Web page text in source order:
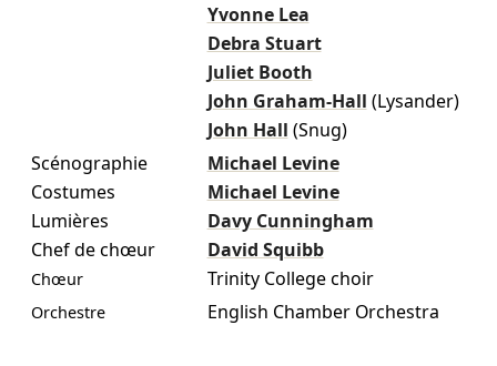
Yvonne Lea
Debra Stuart
Juliet Booth
John Graham-Hall (Lysander)
John Hall (Snug)
Scénographie
Michael Levine
Costumes
Michael Levine
Lumières
Davy Cunningham
Chef de chœur
David Squibb
Chœur Trinity College choir
Orchestre English Chamber Orchestra